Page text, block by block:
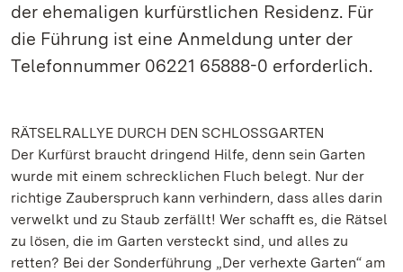
der ehemaligen kurfürstlichen Residenz. Für
die Führung ist eine Anmeldung unter der
Telefonnummer 06221 65888-0 erforderlich.
RÄTSELRALLYE DURCH DEN SCHLOSSGARTEN
Der Kurfürst braucht dringend Hilfe, denn sein Garten
wurde mit einem schrecklichen Fluch belegt. Nur der
richtige Zauberspruch kann verhindern, dass alles darin
verwelkt und zu Staub zerfällt! Wer schafft es, die Rätsel
zu lösen, die im Garten versteckt sind, und alles zu
retten? Bei der Sonderführung „Der verhexte Garten“ am